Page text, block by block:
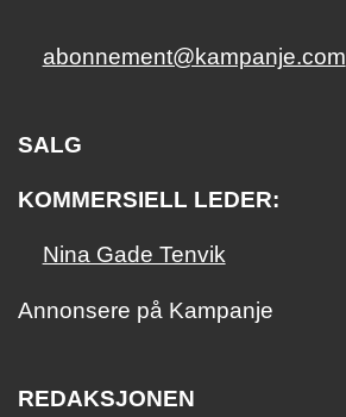
abonnement@kampanje.com
SALG
KOMMERSIELL LEDER:
Nina Gade Tenvik
Annonsere på Kampanje
REDAKSJONEN